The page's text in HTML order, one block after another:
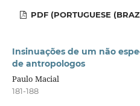
PDF (PORTUGUESE
Insinuações de um não
de antropologos
Paulo Macial
181-188